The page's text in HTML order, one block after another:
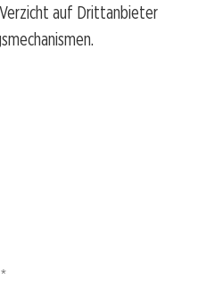
auf Drittanbieter